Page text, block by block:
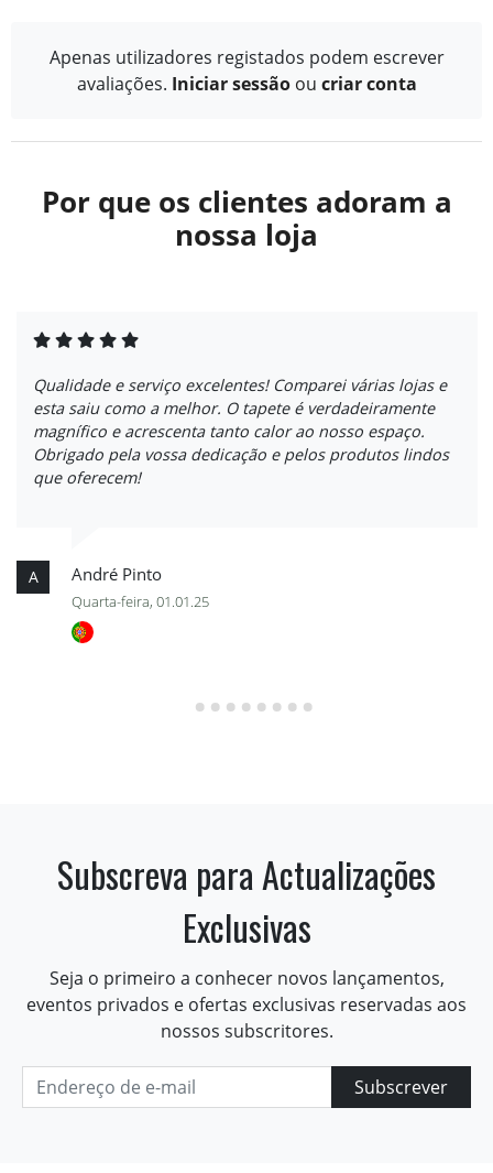
Apenas utilizadores registados podem escrever
avaliações. Iniciar sessão ou criar conta
Por que os clientes adoram a
nossa loja
Qualidade e serviço excelentes! Comparei várias lojas e
esta saiu como a melhor. O tapete é verdadeiramente
magnífico e acrescenta tanto calor ao nosso espaço.
Obrigado pela vossa dedicação e pelos produtos lindos
que oferecem!
A André Pinto
Quarta-feira, 01.01.25
Subscreva para Actualizações
Exclusivas
Seja o primeiro a conhecer novos lançamentos,
eventos privados e ofertas exclusivas reservadas aos
nossos subscritores.
Subscrever